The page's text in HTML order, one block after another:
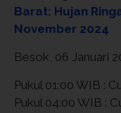
Barat: Hujan
November 2024
Besok, 06 Januari
Pukul 01:00 WIB :
Pukul 04:00 WIB :